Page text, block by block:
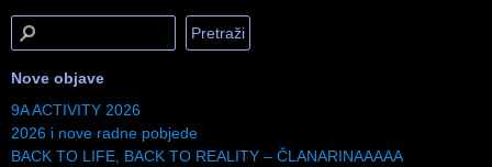
Nove objave
9A ACTIVITY 2026
2026 i nove radne pobjede
BACK TO LIFE, BACK TO REALITY – ČLANARINAAAAA